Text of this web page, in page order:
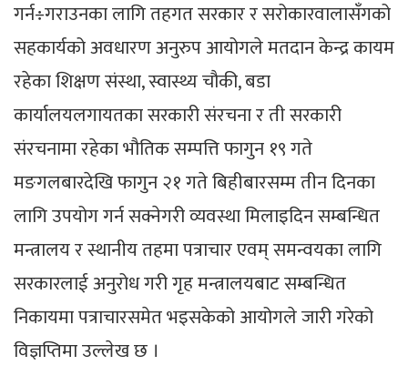
गर्न÷गराउनका लागि तहगत सरकार र सरोकारवालासँगको
सहकार्यको अवधारण अनुरुप आयोगले मतदान केन्द्र कायम
रहेका शिक्षण संस्था, स्वास्थ्य चौकी, बडा
कार्यालयलगायतका सरकारी संरचना र ती सरकारी
संरचनामा रहेका भौतिक सम्पत्ति फागुन १९ गते
मङगलबारदेखि फागुन २१ गते बिहीबारसम्म तीन दिनका
लागि उपयोग गर्न सक्नेगरी व्यवस्था मिलाइदिन सम्बन्धित
मन्त्रालय र स्थानीय तहमा पत्राचार एवम् समन्वयका लागि
सरकारलाई अनुरोध गरी गृह मन्त्रालयबाट सम्बन्धित
निकायमा पत्राचारसमेत भइसकेको आयोगले जारी गरेको
विज्ञप्तिमा उल्लेख छ ।